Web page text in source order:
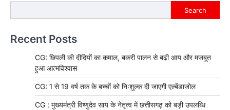
Search
Recent Posts
CG: छिपली की दीदियों का कमाल, बकरी पालन से बढ़ी आय और मजबूत
हुआ आत्मविश्वास
CG: 1 से 19 वर्ष तक के बच्चों को निःशुल्क दी जाएगी एल्बेंडाजोल
CG : मुख्यमंत्री विष्णुदेव साय के नेतृत्व में छत्तीसगढ़ को बड़ी उपलब्धि